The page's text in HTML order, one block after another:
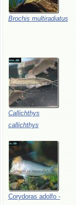
Brochis multiradiatus
Callichthys
callichthys
Corydoras adolfo -